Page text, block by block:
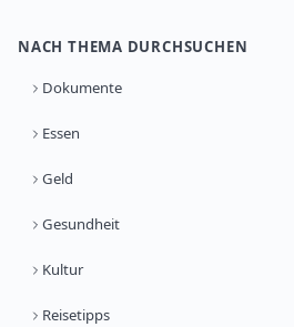
NACH THEMA DURCHSUCHEN
Dokumente
Essen
Geld
Gesundheit
Kultur
Reisetipps